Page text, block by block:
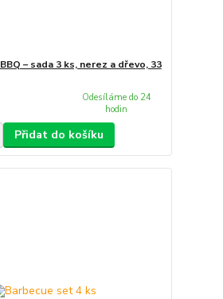
– sada 3 ks, nerez a dřevo, 33
Odesíláme do 24
hodin
Přidat do košíku